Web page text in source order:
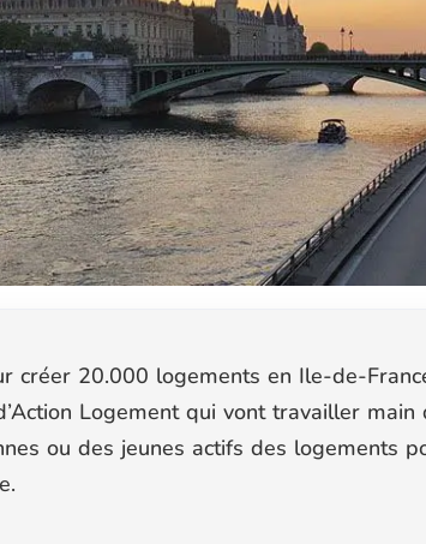
créer 20.000 logements en Ile-de-
Logement qui vont travailler
ou des jeunes actifs des logements